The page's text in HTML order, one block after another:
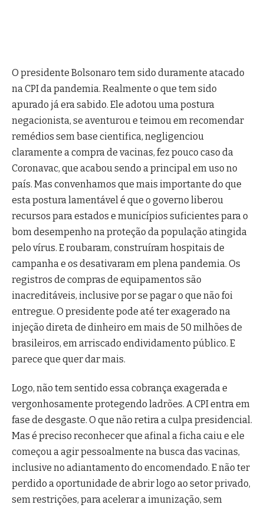
O presidente Bolsonaro tem sido duramente atacado
na CPI da pandemia. Realmente o que tem sido
apurado já era sabido. Ele adotou uma postura
negacionista, se aventurou e teimou em recomendar
remédios sem base cientifica, negligenciou
claramente a compra de vacinas, fez pouco caso da
Coronavac, que acabou sendo a principal em uso no
país. Mas convenhamos que mais importante do que
esta postura lamentável é que o governo liberou
recursos para estados e municípios suficientes para o
bom desempenho na proteção da população atingida
pelo vírus. E roubaram, construíram hospitais de
campanha e os desativaram em plena pandemia. Os
registros de compras de equipamentos são
inacreditáveis, inclusive por se pagar o que não foi
entregue. O presidente pode até ter exagerado na
injeção direta de dinheiro em mais de 50 milhões de
brasileiros, em arriscado endividamento público. E
parece que quer dar mais.
Logo, não tem sentido essa cobrança exagerada e
vergonhosamente protegendo ladrões. A CPI entra em
fase de desgaste. O que não retira a culpa presidencial.
Mas é preciso reconhecer que afinal a ficha caiu e ele
começou a agir pessoalmente na busca das vacinas,
inclusive no adiantamento do encomendado. E não ter
perdido a oportunidade de abrir logo ao setor privado,
sem restrições, para acelerar a imunização, sem